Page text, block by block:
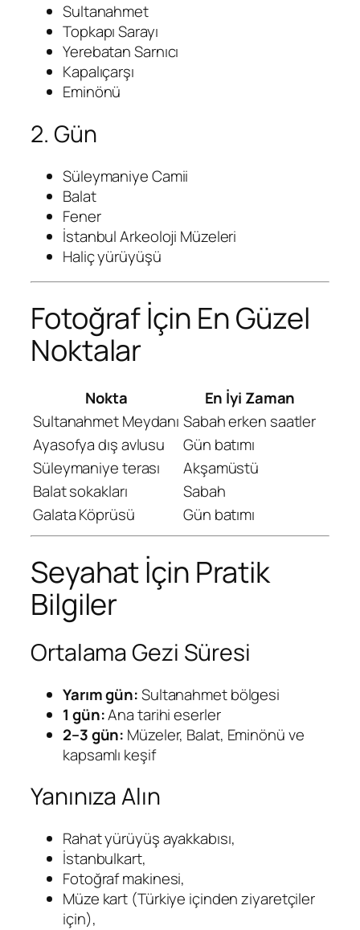
Sultanahmet
Topkapı Sarayı
Yerebatan Sarnıcı
Kapalıçarşı
Eminönü
2. Gün
Süleymaniye Camii
Balat
Fener
İstanbul Arkeoloji Müzeleri
Haliç yürüyüşü
Fotoğraf İçin En Güzel
Noktalar
Nokta
En İyi Zaman
Sultanahmet Meydanı Sabah erken saatler
Ayasofya dış avlusu
Gün batımı
Süleymaniye terası
Akşamüstü
Balat sokakları
Sabah
Galata Köprüsü
Gün batımı
Seyahat İçin Pratik
Bilgiler
Ortalama Gezi Süresi
Yarım gün:Sultanahmet bölgesi
1 gün:Ana tarihi eserler
2–3 gün: Müzeler, Balat, Eminönü ve
kapsamlı keşif
Yanınıza Alın
Rahat yürüyüş ayakkabısı,
İstanbulkart,
Fotoğraf makinesi,
Müze kart (Türkiye içinden ziyaretçiler
için),